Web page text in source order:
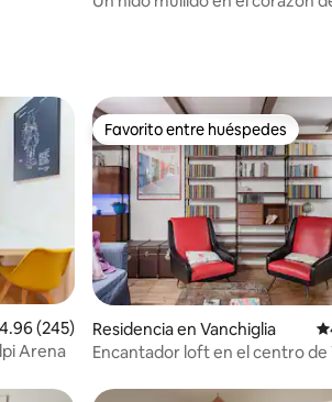
promedio: 4.96 de 5; 245
4.96 (245)
Arena
Favorito entre huéspedes
Favorito entre huéspedes
Residencia en Vanchiglia
Encantador loft en el centro de